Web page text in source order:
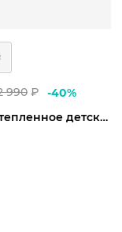
990 ₽ -40%
Пальто утепленное детское Element 24 Winter Parka Y